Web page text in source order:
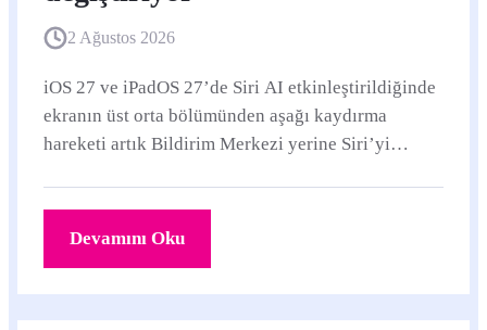
2 Ağustos 2026
iOS 27 ve iPadOS 27’de Siri AI etkinleştirildiğinde
ekranın üst orta bölümünden aşağı kaydırma
hareketi artık Bildirim Merkezi yerine Siri’yi
Devamını Oku